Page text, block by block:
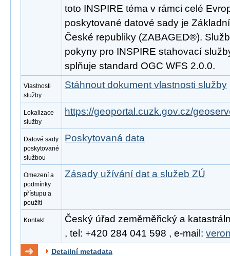
toto INSPIRE téma v rámci celé
poskytované datové sady je
České republiky (ZABAGED®).
pokyny pro INSPIRE stahovací
splňuje standard OGC WFS 2.0.0.
Vlastnosti
služby
Stáhnout dokument vlastnosti služby
Lokalizace
služby
https://geoportal.cuzk.gov.cz/
Datové sady
poskytované
službou
Poskytovaná data
Omezení a
podmínky
přístupu a
použití
Zásady užívání dat a služeb ZÚ
Kontakt
Český úřad zeměměřický a
, tel: +420 284 041 598 , e-mail:
Detailní metadata